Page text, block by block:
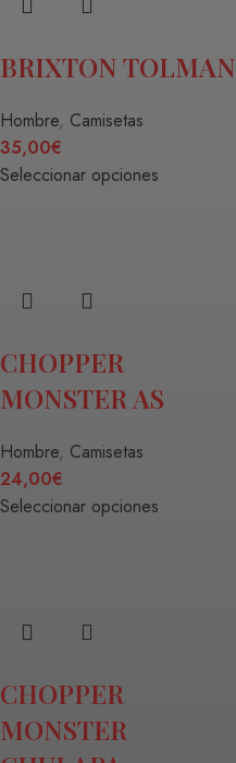
BRIXTON TOLMAN
Hombre, Camisetas
35,00€
Seleccionar opciones
CHOPPER
MONSTER AS
Hombre, Camisetas
24,00€
Seleccionar opciones
CHOPPER
MONSTER